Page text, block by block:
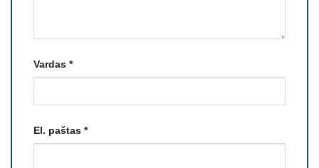
Vardas *
El. paštas *